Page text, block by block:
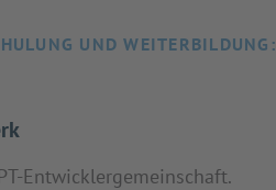
UND WEITERBILDUNG:
Entwicklergemeinschaft.